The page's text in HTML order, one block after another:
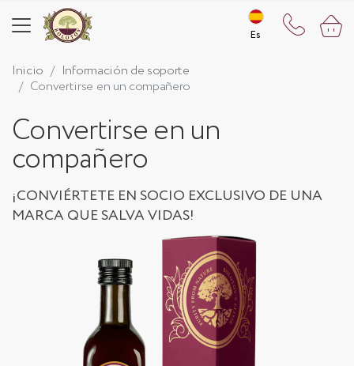
Es
Es
Inicio
Información de soporte
Convertirse en un compañero
Convertirse en un
compañero
¡CONVIÉRTETE EN SOCIO EXCLUSIVO DE UNA
MARCA QUE SALVA VIDAS!